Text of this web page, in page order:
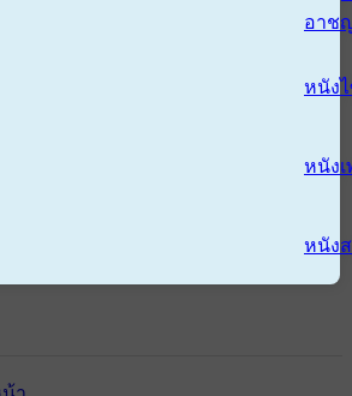
อาช
หนัง
หนังเ
หนัง